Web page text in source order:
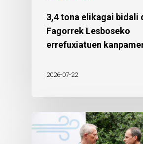
3,4 tona elikagai bidali
Fagorrek Lesboseko
errefuxiatuen
2026-07-22